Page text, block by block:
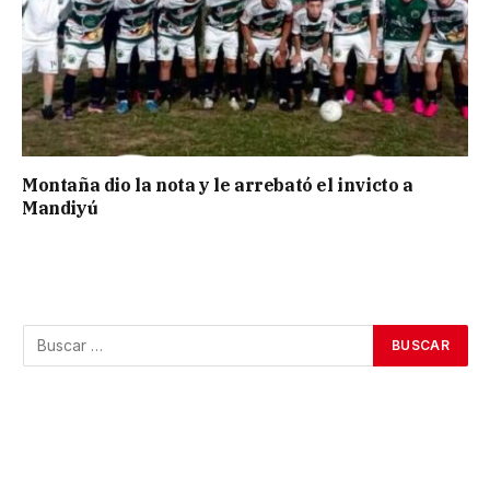
Montaña dio la nota y le arrebató el invicto a
Mandiyú